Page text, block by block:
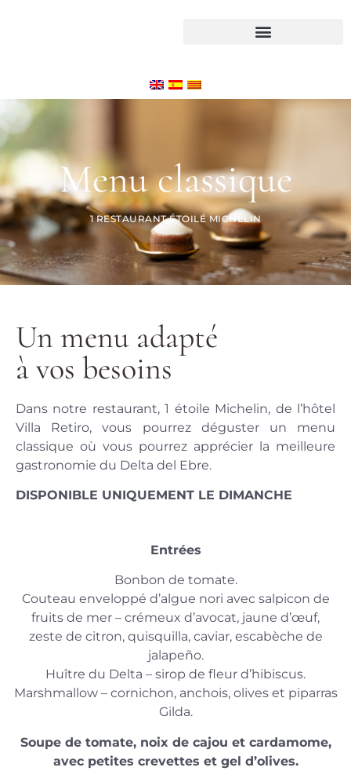
Menu classique
1 RESTAURANT ÉTOILÉ MICHELIN
Un menu adapté
à vos besoins
Dans notre restaurant, 1 étoile Michelin, de l’hôtel
Villa Retiro, vous pourrez déguster un menu
classique où vous pourrez apprécier la meilleure
gastronomie du Delta del Ebre.
DISPONIBLE UNIQUEMENT LE DIMANCHE
Entrées
Bonbon de tomate.
Couteau enveloppé d’algue nori avec salpicon de
fruits de mer – crémeux d’avocat, jaune d’œuf,
zeste de citron, quisquilla, caviar, escabèche de
jalapeño.
Huître du Delta – sirop de fleur d’hibiscus.
Marshmallow – cornichon, anchois, olives et piparras
Gilda.
Soupe de tomate, noix de cajou et cardamome,
avec petites crevettes et gel d’olives.